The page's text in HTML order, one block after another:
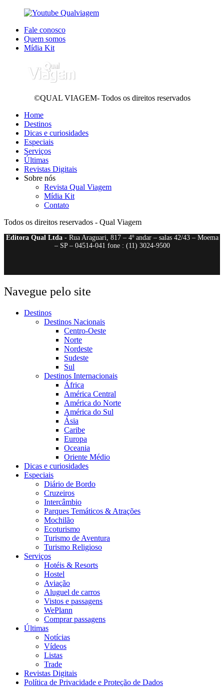
Fale conosco
Quem somos
Mídia Kit
©QUAL VIAGEM- Todos os direitos reservados
Home
Destinos
Dicas e curiosidades
Especiais
Serviços
Últimas
Revistas Digitais
Sobre nós
Revista Qual Viagem
Mídia Kit
Contato
Todos os direitos reservados - Qual Viagem
Editora Qual Ltda- Rua Araguari, 817 – 4º andar – salas 42/43 – Moema
– SP – 04514-041 fone : (11) 3024-9500
Navegue pelo site
Destinos
Destinos Nacionais
Centro-Oeste
Norte
Nordeste
Sudeste
Sul
Destinos Internacionais
África
América Central
América do Norte
América do Sul
Ásia
Caribe
Europa
Oceania
Oriente Médio
Dicas e curiosidades
Especiais
Diário de Bordo
Cruzeiros
Intercâmbio
Parques Temáticos & Atrações
Mochilão
Ecoturismo
Turismo de Aventura
Turismo Religioso
Serviços
Hotéis & Resorts
Hostel
Aviação
Aluguel de carros
Vistos e passagens
WePlann
Comprar passagens
Últimas
Notícias
Vídeos
Listas
Trade
Revistas Digitais
Política de Privacidade e Proteção de Dados